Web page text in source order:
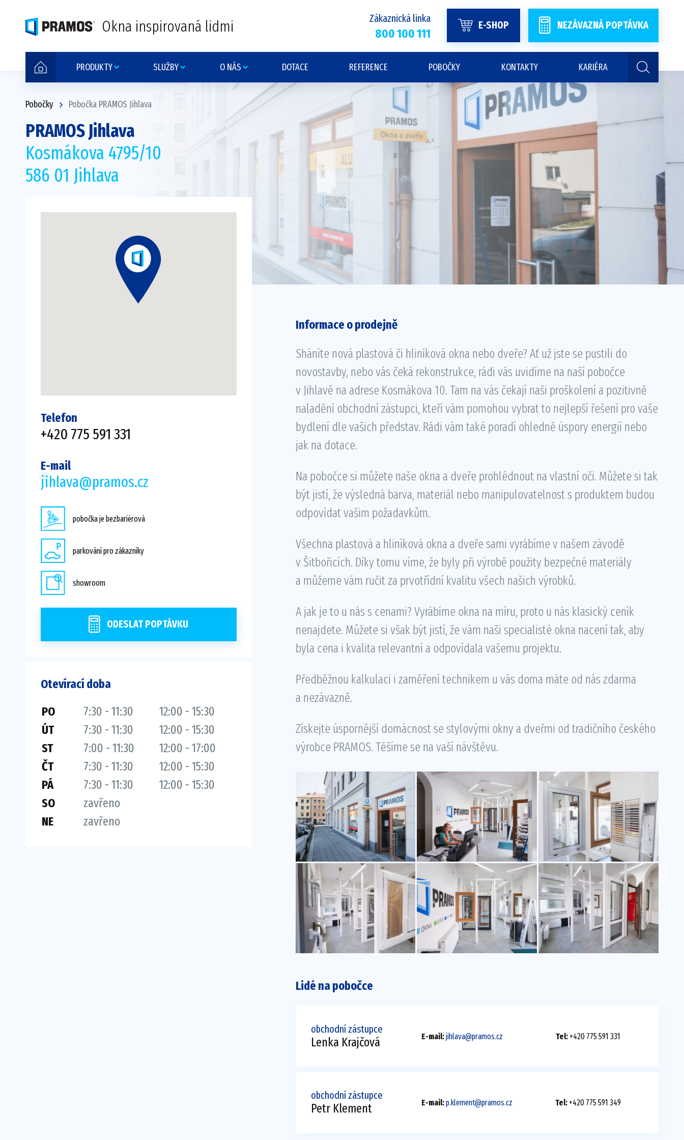
Okna inspirovaná lidmi Zákaznická linka
800 100 111
E-SHOP NEZÁVAZNÁ POPTÁVKA
PRODUKTY SLUŽBY O NÁS DOTACE REFERENCE POBOČKY KONTAKTY KARIÉRA
Pobočky Pobočka PRAMOS Jihlava
PRAMOS Jihlava
Kosmákova 4795/10
586 01 Jihlava
Telefon
+420 775 591 331
E-mail
jihlava@pramos.cz
pobočka je bezbariérová
parkování pro zákazníky
showroom
ODESLAT POPTÁVKU
Otevírací doba
PO
7:30 - 11:30
12:00 - 15:30
ÚT
7:30 - 11:30
12:00 - 15:30
ST
7:00 - 11:30
12:00 - 17:00
ČT
7:30 - 11:30
12:00 - 15:30
PÁ
7:30 - 11:30
12:00 - 15:30
SO
zavřeno
NE
zavřeno
Informace o prodejně
Sháníte nová plastová či hliníková okna nebo dveře? Ať už jste se pustili do
novostavby, nebo vás čeká rekonstrukce, rádi vás uvidíme na naší pobočce
v Jihlavě na adrese Kosmákova 10. Tam na vás čekají naši proškolení a pozitivně
naladění obchodní zástupci, kteří vám pomohou vybrat to nejlepší řešení pro vaše
bydlení dle vašich představ. Rádi vám také poradí ohledně úspory energií nebo
jak na dotace.
Na pobočce si můžete naše okna a dveře prohlédnout na vlastní oči. Můžete si tak
být jistí, že výsledná barva, materiál nebo manipulovatelnost s produktem budou
odpovídat vašim požadavkům.
Všechna plastová a hliníková okna a dveře sami vyrábíme v našem závodě
v Šitbořicích. Díky tomu víme, že byly při výrobě použity bezpečné materiály
a můžeme vám ručit za prvotřídní kvalitu všech našich výrobků.
A jak je to u nás s cenami? Vyrábíme okna na míru, proto u nás klasický ceník
nenajdete. Můžete si však být jistí, že vám naši specialisté okna nacení tak, aby
byla cena i kvalita relevantní a odpovídala vašemu projektu.
Předběžnou kalkulaci i zaměření technikem u vás doma máte od nás zdarma
a nezávazně.
Získejte úspornější domácnost se stylovými okny a dveřmi od tradičního českého
výrobce PRAMOS. Těšíme se na vaší návštěvu.
Lidé na pobočce
obchodní zástupce
Lenka Krajčová E-mail:jihlava@pramos.cz Tel: +420 775 591 331
obchodní zástupce
Petr Klement E-mail:p.klement@pramos.cz Tel: +420 775 591 349